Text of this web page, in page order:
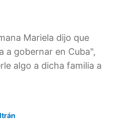
Mariela dijo que
a gobernar en Cuba",
algo a dicha familia a